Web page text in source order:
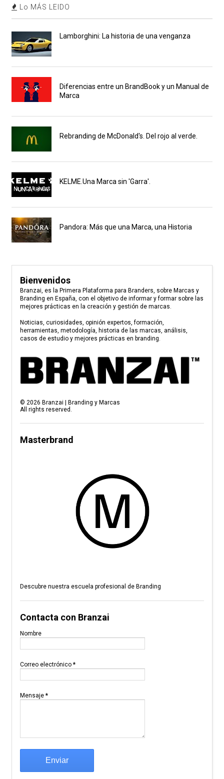
Lo MÁS LEIDO
Lamborghini: La historia de una venganza
Diferencias entre un BrandBook y un Manual de
Marca
Rebranding de McDonald's. Del rojo al verde.
KELME.Una Marca sin 'Garra'.
Pandora: Más que una Marca, una Historia
Bienvenidos
Branzai, es la Primera Plataforma para Branders, sobre Marcas y
Branding en España, con el objetivo de informar y formar sobre las
mejores prácticas en la creación y gestión de marcas.
Noticias, curiosidades, opinión expertos, formación,
herramientas, metodología, historia de las marcas, análisis,
casos de estudio y mejores prácticas en branding.
© 2026 Branzai | Branding y Marcas
All rights reserved.
Masterbrand
Descubre nuestra escuela profesional de Branding
Contacta con Branzai
Nombre
Correo electrónico *
Mensaje *